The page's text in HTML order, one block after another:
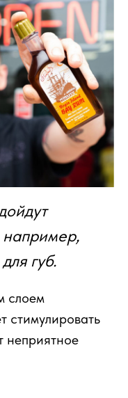
например,
губ.
слоем
стимулировать
неприятное